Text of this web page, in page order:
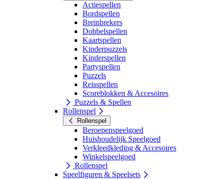
Actiespellen
Bordspellen
Breinbrekers
Dobbelspellen
Kaartspellen
Kinderpuzzels
Kinderspellen
Partyspellen
Puzzels
Reisspellen
Scoreblokken & Accesoires
Puzzels & Spellen
Rollenspel
Rollenspel
Beroepenspeelgoed
Huishoudelijk Speelgoed
Verkleedkleding & Accesoires
Winkelspeelgoed
Rollenspel
Speelfiguren & Speelsets